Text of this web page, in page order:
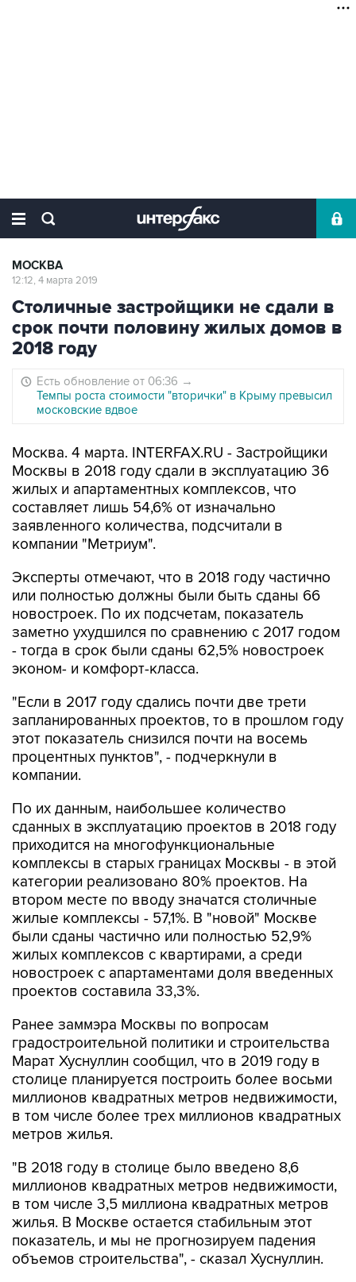
МОСКВА
12:12, 4 марта 2019
Столичные застройщики не сдали в
срок почти половину жилых домов в
2018 году
Есть обновление от 06:36 →
Темпы роста стоимости "вторички" в Крыму превысил
московские вдвое
Москва. 4 марта. INTERFAX.RU - Застройщики
Москвы в 2018 году сдали в эксплуатацию 36
жилых и апартаментных комплексов, что
составляет лишь 54,6% от изначально
заявленного количества, подсчитали в
компании "Метриум".
Эксперты отмечают, что в 2018 году частично
или полностью должны были быть сданы 66
новостроек. По их подсчетам, показатель
заметно ухудшился по сравнению с 2017 годом
- тогда в срок были сданы 62,5% новостроек
эконом- и комфорт-класса.
"Если в 2017 году сдались почти две трети
запланированных проектов, то в прошлом году
этот показатель снизился почти на восемь
процентных пунктов", - подчеркнули в
компании.
По их данным, наибольшее количество
сданных в эксплуатацию проектов в 2018 году
приходится на многофункциональные
комплексы в старых границах Москвы - в этой
категории реализовано 80% проектов. На
втором месте по вводу значатся столичные
жилые комплексы - 57,1%. В "новой" Москве
были сданы частично или полностью 52,9%
жилых комплексов с квартирами, а среди
новостроек с апартаментами доля введенных
проектов составила 33,3%.
Ранее заммэра Москвы по вопросам
градостроительной политики и строительства
Марат Хуснуллин сообщил, что в 2019 году в
столице планируется построить более восьми
миллионов квадратных метров недвижимости,
в том числе более трех миллионов квадратных
метров жилья.
"В 2018 году в столице было введено 8,6
миллионов квадратных метров недвижимости,
в том числе 3,5 миллиона квадратных метров
жилья. В Москве остается стабильным этот
показатель, и мы не прогнозируем падения
объемов строительства", - сказал Хуснуллин.